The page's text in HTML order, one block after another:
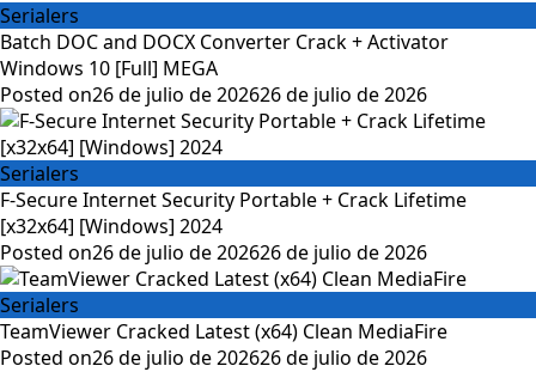
Serialers
Batch DOC and DOCX Converter Crack + Activator
Windows 10 [Full] MEGA
Posted on26 de julio de 202626 de julio de 2026
Serialers
F-Secure Internet Security Portable + Crack Lifetime
[x32x64] [Windows] 2024
Posted on26 de julio de 202626 de julio de 2026
Serialers
TeamViewer Cracked Latest (x64) Clean MediaFire
Posted on26 de julio de 202626 de julio de 2026